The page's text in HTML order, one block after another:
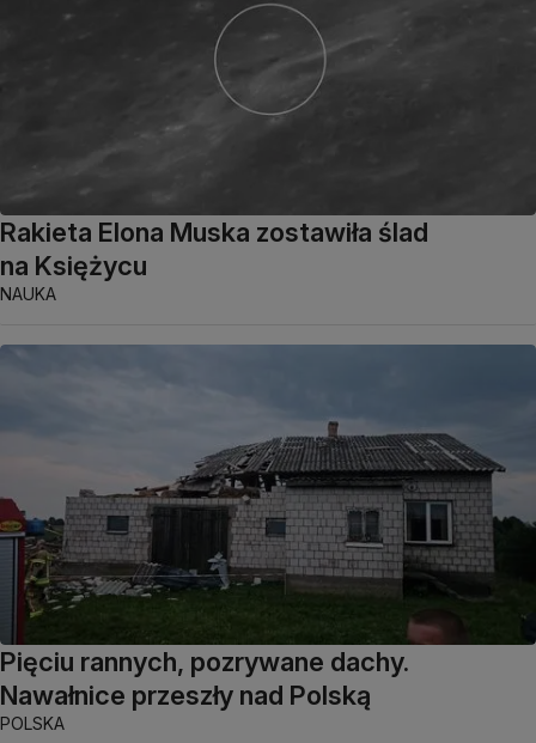
Rakieta Elona Muska zostawiła ślad
na Księżycu
NAUKA
Pięciu rannych, pozrywane dachy.
Nawałnice przeszły nad Polską
POLSKA